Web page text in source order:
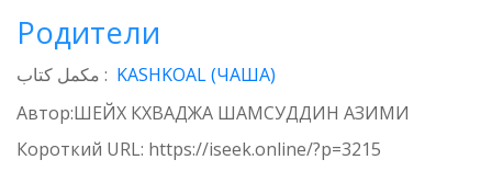
Родители
مکمل کتاب : KASHKOAL (ЧАША)
Автор:ШЕЙХ КХВАДЖА ШАМСУДДИН АЗИМИ
Короткий URL: https://iseek.online/?p=3215